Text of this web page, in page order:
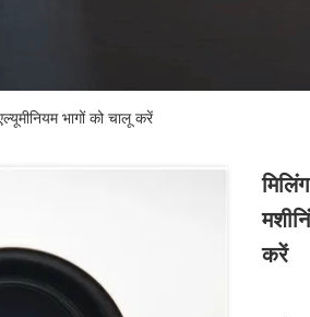
भागों को चालू करें
करें